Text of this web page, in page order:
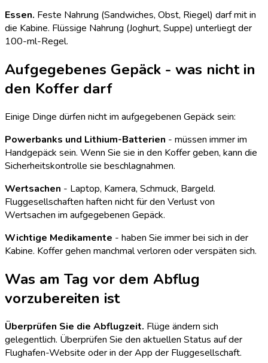
Essen. Feste Nahrung (Sandwiches, Obst, Riegel) darf mit in
die Kabine. Flüssige Nahrung (Joghurt, Suppe) unterliegt der
100-ml-Regel.
Aufgegebenes Gepäck - was nicht in
den Koffer darf
Einige Dinge dürfen nicht im aufgegebenen Gepäck sein:
Powerbanks und Lithium-Batterien - müssen immer im
Handgepäck sein. Wenn Sie sie in den Koffer geben, kann die
Sicherheitskontrolle sie beschlagnahmen.
Wertsachen - Laptop, Kamera, Schmuck, Bargeld.
Fluggesellschaften haften nicht für den Verlust von
Wertsachen im aufgegebenen Gepäck.
Wichtige Medikamente - haben Sie immer bei sich in der
Kabine. Koffer gehen manchmal verloren oder verspäten sich.
Was am Tag vor dem Abflug
vorzubereiten ist
Überprüfen Sie die Abflugzeit. Flüge ändern sich
gelegentlich. Überprüfen Sie den aktuellen Status auf der
Flughafen-Website oder in der App der Fluggesellschaft.